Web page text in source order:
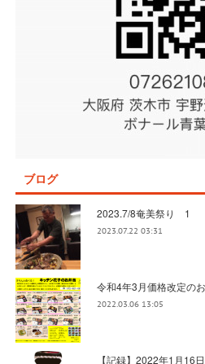
ブログ
2023.7/8奄美祭り 1
2023.07.22 03:31
令和4年3月価格改定の
2022.03.06 13:05
【記録】2022年1月16